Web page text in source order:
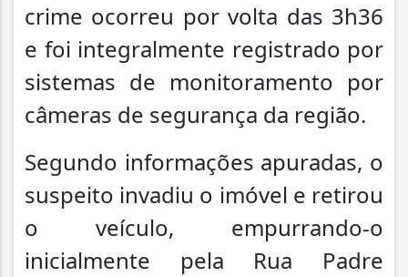
crime ocorreu por volta das 3h36
e foi integralmente registrado por
sistemas de monitoramento por
câmeras de segurança da região.
Segundo informações apuradas, o
suspeito invadiu o imóvel e retirou
o veículo, empurrando-o
inicialmente pela Rua Padre